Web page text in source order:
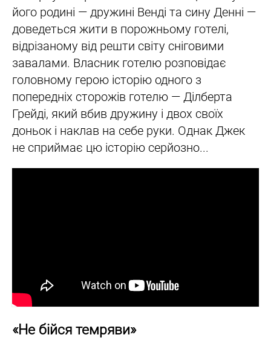
його родині — дружині Венді та сину Денні —
доведеться жити в порожньому готелі,
відрізаному від решти світу сніговими
завалами. Власник готелю розповідає
головному герою історію одного з
попередніх сторожів готелю — Ділберта
Грейді, який вбив дружину і двох своїх
доньок і наклав на себе руки. Однак Джек
не сприймає цю історію серйозно...
«Не бійся темряви»